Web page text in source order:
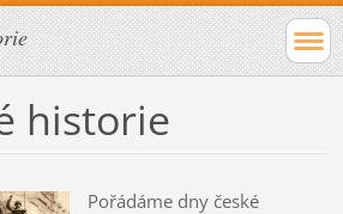
historie
Pořádáme dny české